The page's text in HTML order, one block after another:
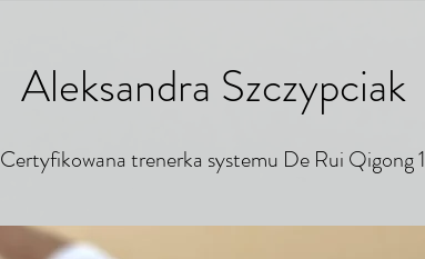
Aleksandra Szczypciak
Certyfikowana ​ trenerka systemu De Rui Qigong 1